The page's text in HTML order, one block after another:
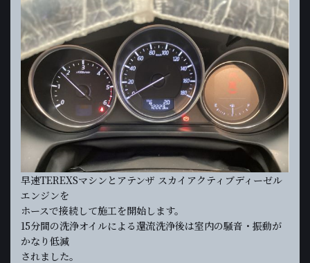
早速TEREXSマシンとアテンザ スカイアクティブディーゼル
エンジンを
ホースで接続して施工を開始します。
15分間の洗浄オイルによる還流洗浄後は室内の騒音・振動が
かなり低減
されました。